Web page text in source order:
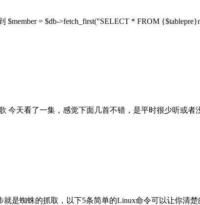
= $db->fetch_first("SELECT * FROM
今天看了一集，感觉下面几首不错，是平时很少听或
是蜘蛛的抓取，以下5条简单的Linux命令可以让你清